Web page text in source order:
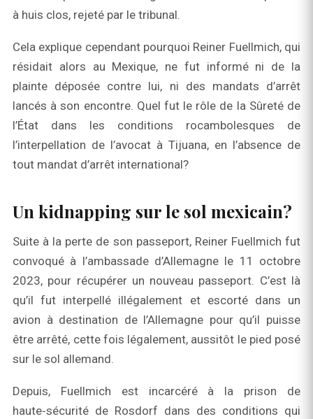
à huis clos, rejeté par le tribunal.
Cela explique cependant pourquoi Reiner Fuellmich, qui
résidait alors au Mexique, ne fut informé ni de la
plainte déposée contre lui, ni des mandats d’arrêt
lancés à son encontre. Quel fut le rôle de la Sûreté de
l’État dans les conditions rocambolesques de
l’interpellation de l’avocat à Tijuana, en l’absence de
tout mandat d’arrêt international?
Un kidnapping sur le sol mexicain?
Suite à la perte de son passeport, Reiner Fuellmich fut
convoqué à l’ambassade d’Allemagne le 11 octobre
2023, pour récupérer un nouveau passeport. C’est là
qu’il fut interpellé illégalement et escorté dans un
avion à destination de l’Allemagne pour qu’il puisse
être arrêté, cette fois légalement, aussitôt le pied posé
sur le sol allemand.
Depuis, Fuellmich est incarcéré à la prison de
haute‑sécurité de Rosdorf dans des conditions qui